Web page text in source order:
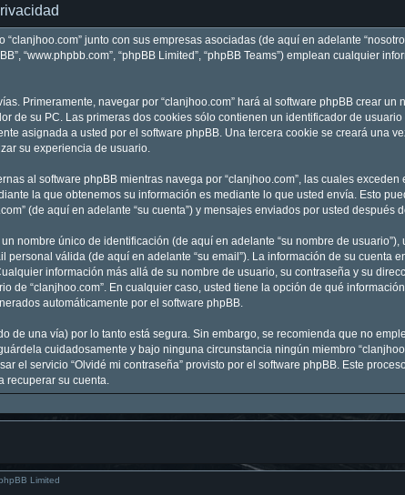
junto con sus empresas asociadas (de aquí en adelante
“www.phpbb.com”, “phpBB Limited”, “phpBB Teams”) emplean
Primeramente, navegar por “clanjhoo.com” hará al software phpBB crear
de su PC. Las primeras dos cookies sólo contienen un identificador de
asignada a usted por el software phpBB. Una tercera cookie se creará una
su experiencia de usuario.
al software phpBB mientras navega por “clanjhoo.com”, las cuales
la que obtenemos su información es mediante lo que usted envía. Esto
(de aquí en adelante “su cuenta”) y mensajes enviados por usted
nombre único de identificación (de aquí en adelante “su nombre de
personal válida (de aquí en adelante “su email”). La información de su cuenta
información más allá de su nombre de usuario, su contraseña y su
de “clanjhoo.com”. En cualquier caso, usted tiene la opción de qué
automáticamente por el software phpBB.
de una vía) por lo tanto está segura. Sin embargo, se recomienda que no
cuidadosamente y bajo ninguna circunstancia ningún miembro
el servicio “Olvidé mi contraseña” provisto por el software phpBB. Este
recuperar su cuenta.
Limited